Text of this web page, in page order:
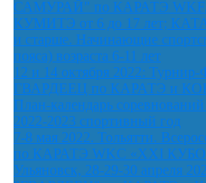
САМУРАЙ" по КАРАТЭ WKF.
КУМИТЭ от 6 до 17 лет; КАТА
и старше. Начинающие
пояса) возраста 6-11 лет
12 и 14 октября 2022: Турнир-
ГВАРДЕЕЦ по КАРАТЭ и
План-календарь
2022-2023 спортивный год
7-8 мая 2022. Тольятти.
по КАРАТЭ WKC «XXI
Ульяновск, 28-29-30 апреля